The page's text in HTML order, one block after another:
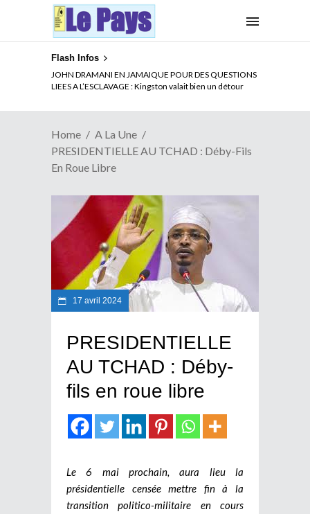
Flash Infos
JOHN DRAMANI EN JAMAIQUE POUR DES QUESTIONS
LIEES A L’ESCLAVAGE : Kingston valait bien un détour
ELECTION DE TALON A LA TETE DU SENAT BENINOIS :
Quand Patrice quitte le pouvoir sans partir !
Home
A La Une
PRESIDENTIELLE AU TCHAD : Déby-Fils
En Roue Libre
17 avril 2024
PRESIDENTIELLE
AU TCHAD : Déby-
fils en roue libre
Le 6 mai prochain, aura lieu la
présidentielle censée mettre fin à la
transition politico-militaire en cours